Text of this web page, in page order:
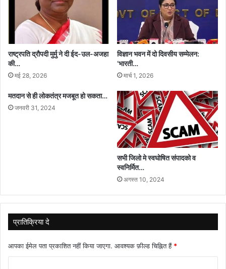
राष्ट्रपति द्रौपदी मुर्मु ने दी ईद-उल-अजहा
की…
मई 28, 2026
विज्ञान भवन में दो दिवसीय सम्मेलन:
‘भारती…
मार्च 1, 2026
मतदान से ही लोकतंत्र मजबूत हो सकता…
जनवरी 31, 2024
सभी जिलो मे स्वघोषित संपादको व
स्वनिर्मित…
अगस्त 10, 2024
प्रातिक्रिया दे
आपका ईमेल पता प्रकाशित नहीं किया जाएगा. आवश्यक फ़ील्ड चिह्नित हैं *